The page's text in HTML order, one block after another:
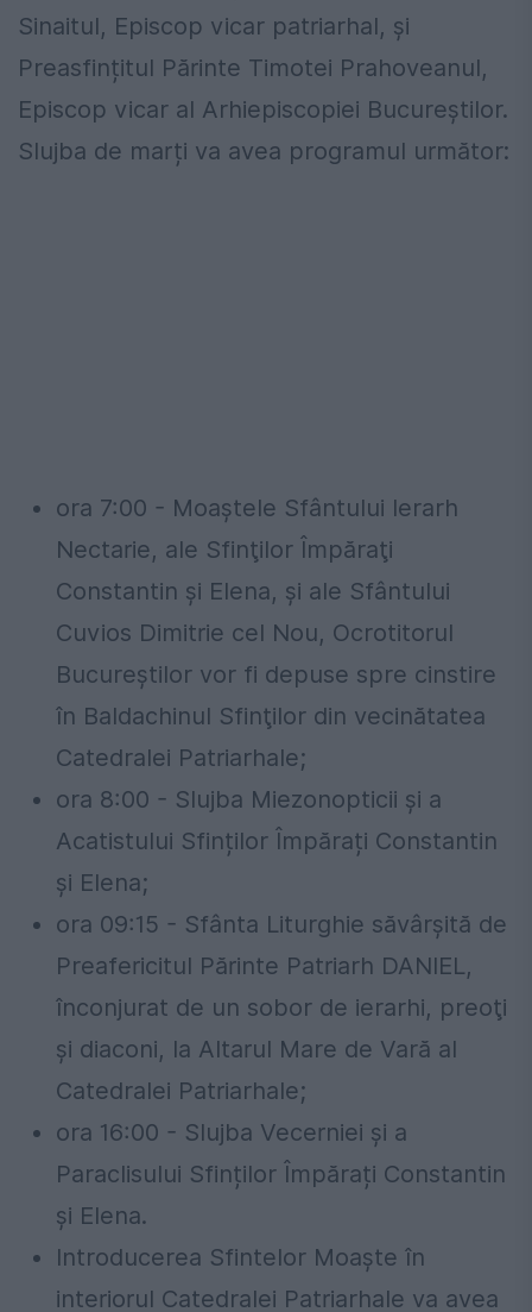
Sinaitul, Episcop vicar patriarhal, și
Preasfințitul Părinte Timotei Prahoveanul,
Episcop vicar al Arhiepiscopiei Bucureștilor.
Slujba de marți va avea programul următor:
ora 7:00 - Moaştele Sfântului Ierarh
Nectarie, ale Sfinţilor Împăraţi
Constantin şi Elena, şi ale Sfântului
Cuvios Dimitrie cel Nou, Ocrotitorul
Bucureştilor vor fi depuse spre cinstire
în Baldachinul Sfinţilor din vecinătatea
Catedralei Patriarhale;
ora 8:00 - Slujba Miezonopticii și a
Acatistului Sfinților Împărați Constantin
și Elena;
ora 09:15 - Sfânta Liturghie săvârşită de
Preafericitul Părinte Patriarh DANIEL,
înconjurat de un sobor de ierarhi, preoţi
şi diaconi, la Altarul Mare de Vară al
Catedralei Patriarhale;
ora 16:00 - Slujba Vecerniei și a
Paraclisului Sfinților Împărați Constantin
și Elena.
Introducerea Sfintelor Moaște în
interiorul Catedralei Patriarhale va avea